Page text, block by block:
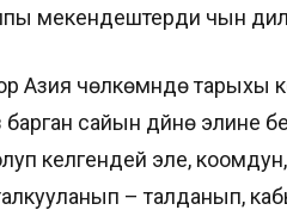
мекендештерди чын
Азия чөлкөмүндө тарыхы
сайын дүйнө элине
келгендей эле,
– талданып,